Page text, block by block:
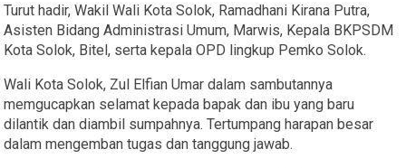
Turut hadir, Wakil Wali Kota Solok, Ramadhani Kirana Putra,
Asisten Bidang Administrasi Umum, Marwis, Kepala BKPSDM
Kota Solok, Bitel, serta kepala OPD lingkup Pemko Solok.
Wali Kota Solok, Zul Elfian Umar dalam sambutannya
memgucapkan selamat kepada bapak dan ibu yang baru
dilantik dan diambil sumpahnya. Tertumpang harapan besar
dalam mengemban tugas dan tanggung jawab.